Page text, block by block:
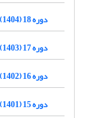
دوره 18 (1404)
دوره 17 (1403)
دوره 16 (1402)
دوره 15 (1401)